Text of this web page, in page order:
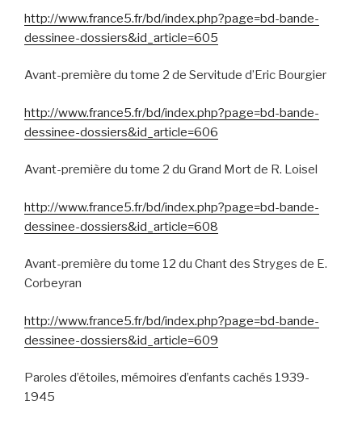
http://www.france5.fr/bd/index.php?page=bd-bande-
dessinee-dossiers&id_article=605
Avant-première du tome 2 de Servitude d’Eric Bourgier
http://www.france5.fr/bd/index.php?page=bd-bande-
dessinee-dossiers&id_article=606
Avant-première du tome 2 du Grand Mort de R. Loisel
http://www.france5.fr/bd/index.php?page=bd-bande-
dessinee-dossiers&id_article=608
Avant-première du tome 12 du Chant des Stryges de E.
Corbeyran
http://www.france5.fr/bd/index.php?page=bd-bande-
dessinee-dossiers&id_article=609
Paroles d’étoiles, mémoires d’enfants cachés 1939-
1945